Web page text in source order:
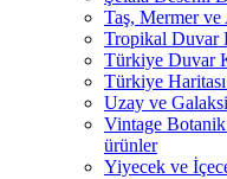
Taş, Mermer ve
Tropikal Duvar
Türkiye Duvar
Türkiye
Uzay ve
Vintage
ürünler
Yiyecek ve